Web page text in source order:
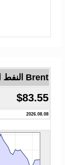
Brent النفط الخام
$83.55
2026.08.08